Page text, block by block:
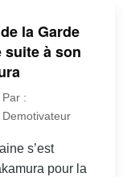
la Garde
à son
Par :
Demotivateur
s’est
pour la